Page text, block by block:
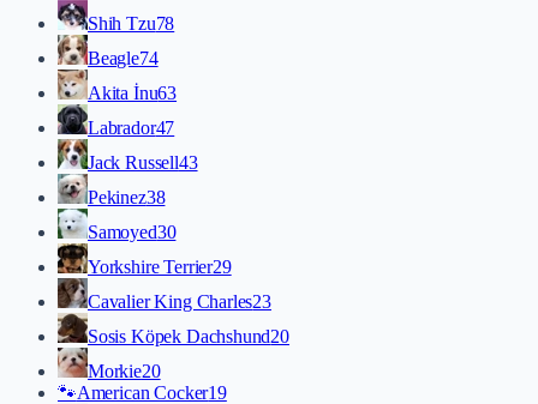
Shih Tzu78
Beagle74
Akita İnu63
Labrador47
Jack Russell43
Pekinez38
Samoyed30
Yorkshire Terrier29
Cavalier King Charles23
Sosis Köpek Dachshund20
Morkie20
🐾American Cocker19